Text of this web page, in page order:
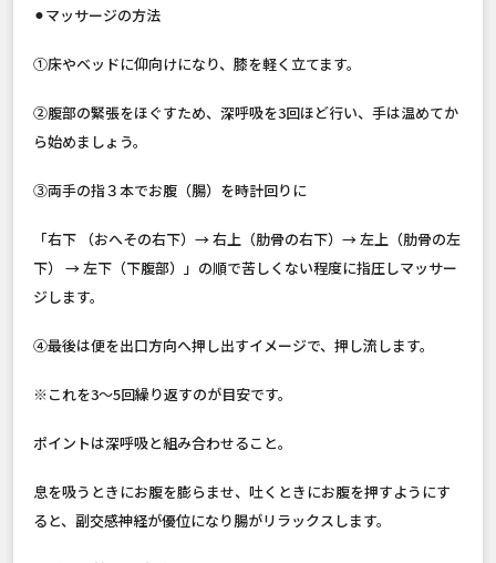
⚫︎マッサージの方法
①床やベッドに仰向けになり、膝を軽く立てます。
②腹部の緊張をほぐすため、深呼吸を3回ほど行い、手は温めてか
ら始めましょう。
③両手の指３本でお腹（腸）を時計回りに
「右下 （おへその右下）→ 右上（肋骨の右下）→ 左上（肋骨の左
下） → 左下（下腹部）」の順で苦しくない程度に指圧しマッサー
ジします。
④最後は便を出口方向へ押し出すイメージで、押し流します。
※これを3〜5回繰り返すのが目安です。
ポイントは深呼吸と組み合わせること。
息を吸うときにお腹を膨らませ、吐くときにお腹を押すようにす
ると、副交感神経が優位になり腸がリラックスします。